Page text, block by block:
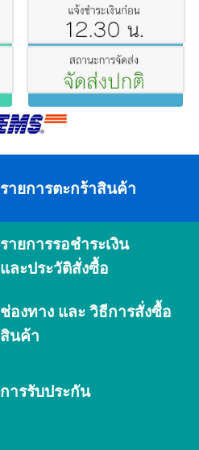
รายการตะกร้าสินค้า
รายการรอชำระเงิน
และประวัติสั่งซื้อ
ช่องทาง และ วิธีการสั่งซื้อ
สินค้า
การรับประกัน